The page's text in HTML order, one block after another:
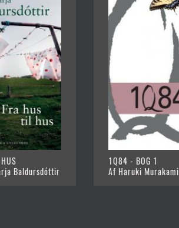
Baldursdóttir
1Q84 - BOG 1
Af Haruki Murakami